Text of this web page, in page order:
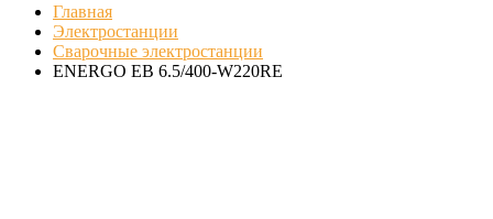
Главная
Электростанции
Сварочные электростанции
ENERGO EB 6.5/400-W220RE